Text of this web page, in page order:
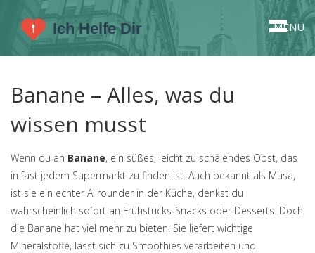
MENU
Banane – Alles, was du
wissen musst
Wenn du an Banane, ein süßes, leicht zu schälendes Obst, das
in fast jedem Supermarkt zu finden ist. Auch bekannt als Musa,
ist sie ein echter Allrounder in der Küche, denkst du
wahrscheinlich sofort an Frühstücks‑Snacks oder Desserts. Doch
die Banane hat viel mehr zu bieten: Sie liefert wichtige
Mineralstoffe, lässt sich zu Smoothies verarbeiten und